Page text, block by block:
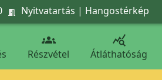
 Nyitvatartás | Hangostérkép

Részvétel

Átláthatóság